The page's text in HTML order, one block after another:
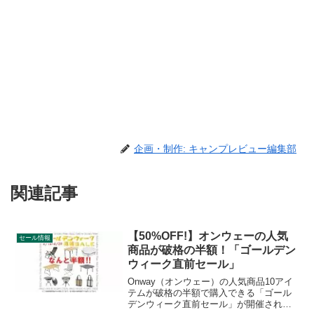
企画・制作: キャンプレビュー編集部
関連記事
セール情報
【50%OFF!】オンウェーの人気
商品が破格の半額！「ゴールデン
ウィーク直前セール」
Onway（オンウェー）の人気商品10アイ
テムが破格の半額で購入できる「ゴール
デンウィーク直前セール」が開催されて